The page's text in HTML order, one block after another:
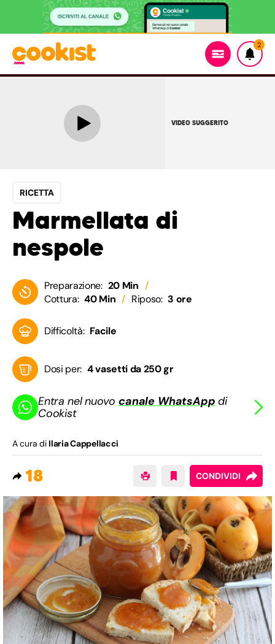
2
VIDEO SUGGERITO
RICETTA
Marmellata di
nespole
Preparazione: 20 Min
Cottura: 40 Min Riposo: 3 ore
Difficoltà: Facile
Dosi per: 4 vasetti da 250 gr
Entra nel nuovocanale WhatsApp di
Cookist
A cura di Ilaria Cappellacci
18 CONDIVIDI